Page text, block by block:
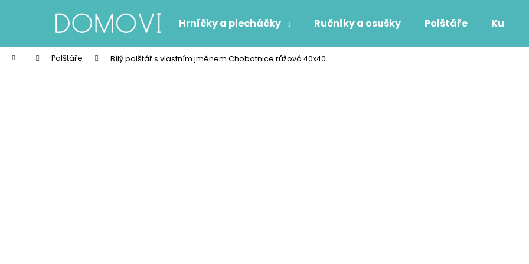
Hrníčky a plecháčky Ručníky a osušky Polštáře
Domů Polštáře Bílý polštář s vlastním jménem Chobotnice růžová 40x40
í
Zpět
do
obchodu
Zpět
do
obchodu
Co potřebujete najít?